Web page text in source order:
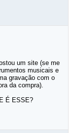
um site (se me
musicais e
gravação com o
da compra).
É ESSE?